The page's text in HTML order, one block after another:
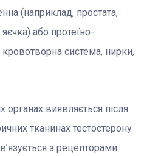
(наприклад, простата,
яєчка) або протеїно-
кровотворна система, нирки,
органах виявляється після
тканинах тестостерону
з рецепторами